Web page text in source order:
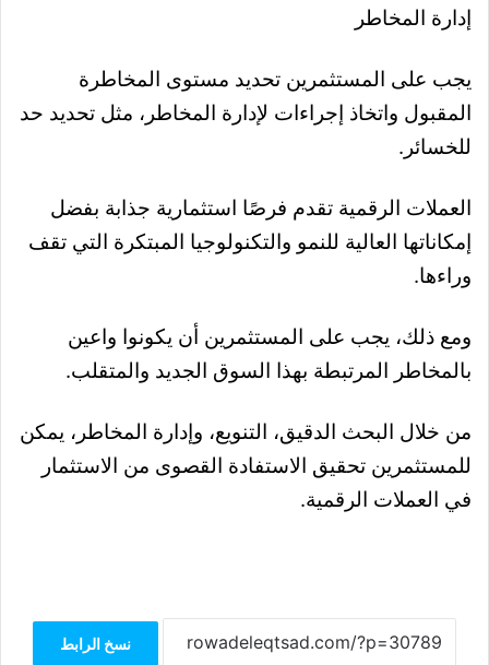
إدارة المخاطر
يجب على المستثمرين تحديد مستوى المخاطرة
المقبول واتخاذ إجراءات لإدارة المخاطر، مثل تحديد حد
للخسائر.
العملات الرقمية تقدم فرصًا استثمارية جذابة بفضل
إمكاناتها العالية للنمو والتكنولوجيا المبتكرة التي تقف
وراءها.
ومع ذلك، يجب على المستثمرين أن يكونوا واعين
بالمخاطر المرتبطة بهذا السوق الجديد والمتقلب.
من خلال البحث الدقيق، التنويع، وإدارة المخاطر، يمكن
للمستثمرين تحقيق الاستفادة القصوى من الاستثمار
في العملات الرقمية.
نسخ الرابط